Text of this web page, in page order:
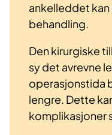
ankelleddet
behandling.
Den kirurgiske
sy det avrevne
operasjonstida
lengre. Dette
komplikasjoner